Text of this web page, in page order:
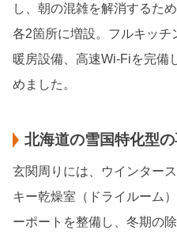
し、朝の混雑を解消するた
各2箇所に増設。フルキッチ
暖房設備、高速Wi-Fiを完備
めました。
北海道の雪国特化型
玄関周りには、ウインター
キー乾燥室（ドライルーム
ーポートを整備し、冬期の